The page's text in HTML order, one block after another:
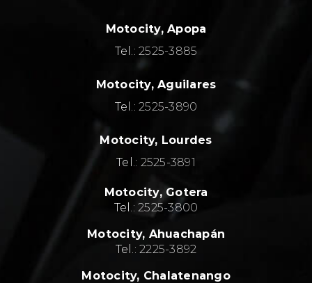
Motocity, Apopa
Tel.:2525-3885
Motocity, Aguilares
Tel.:2525-3890
Motocity, Lourdes
Tel.: 2525-3891
Motocity, Gotera
Tel.:2525-3800
Motocity, Ahuachapán
Tel.:2225-3892
Motocity, Chalatenango